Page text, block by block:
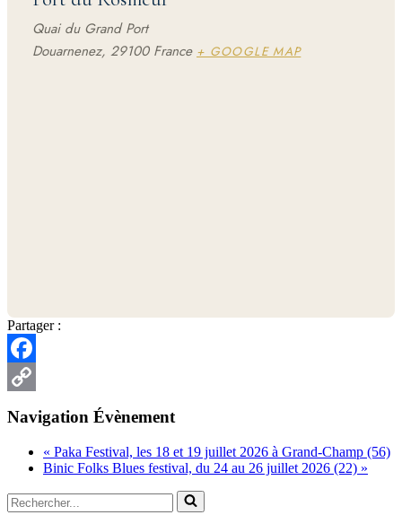
Quai du Grand Port
Douarnenez, 29100 France + GOOGLE MAP
Partager :
Facebook
Navigation Évènement
« Paka Festival, les 18 et 19 juillet 2026 à Grand-Champ (56)
Binic Folks Blues festival, du 24 au 26 juillet 2026 (22) »
Rechercher...